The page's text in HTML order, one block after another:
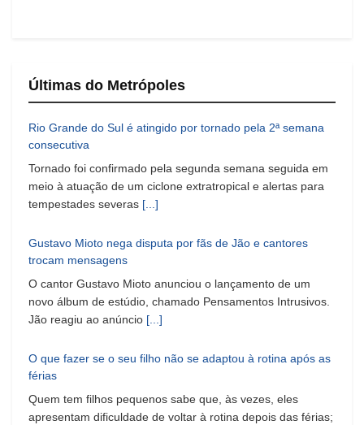
Últimas do Metrópoles
Rio Grande do Sul é atingido por tornado pela 2ª semana
consecutiva
Tornado foi confirmado pela segunda semana seguida em
meio à atuação de um ciclone extratropical e alertas para
tempestades severas [...]
Gustavo Mioto nega disputa por fãs de Jão e cantores
trocam mensagens
O cantor Gustavo Mioto anunciou o lançamento de um
novo álbum de estúdio, chamado Pensamentos Intrusivos.
Jão reagiu ao anúncio [...]
O que fazer se o seu filho não se adaptou à rotina após as
férias
Quem tem filhos pequenos sabe que, às vezes, eles
apresentam dificuldade de voltar à rotina depois das férias;